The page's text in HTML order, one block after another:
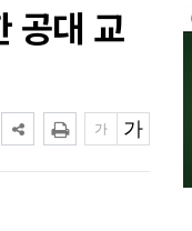
공대 교